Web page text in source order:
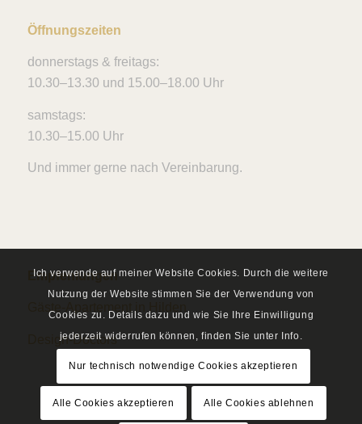
Öffnungszeiten
donnerstags & freitags:
10.30–13.30 und 15.00–18.00 Uhr
samstags:
10.30–15.00 Uhr
Und immer gerne nach Vereinbarung.
Empfehlungen
Design-Doctors
Ich verwende auf meiner Website Cookies. Durch die weitere
Nutzung der Website stimmen Sie der Verwendung von
Cookies zu. Details dazu und wie Sie Ihre Einwilligung
jederzeit widerrufen können, finden Sie unter Info.
Nur technisch notwendige Cookies akzeptieren
Alle Cookies akzeptieren Alle Cookies ablehnen